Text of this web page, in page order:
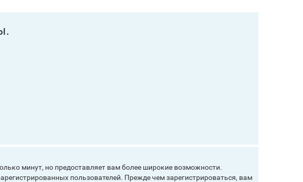
минут, но предоставляет вам более широкие возможности.
пользователей. Прежде чем зарегистрироваться, вам